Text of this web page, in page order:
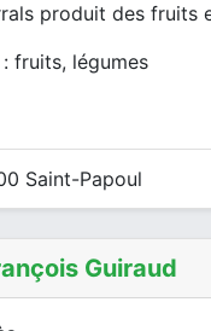
produit des fruits
: fruits, légumes
Saint-Papoul
Guiraud